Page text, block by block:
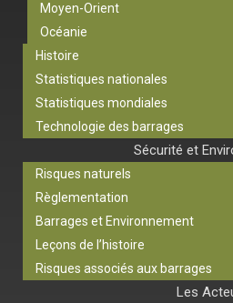
Moyen-Orient
Océanie
Histoire
Statistiques nationales
Statistiques mondiales
Technologie des barrages
Sécurité et
Risques naturels
Règlementation
Barrages et Environnement
Leçons de l’histoire
Risques associés aux barrages
Les